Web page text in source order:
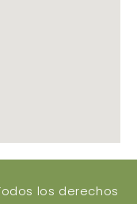
los derechos